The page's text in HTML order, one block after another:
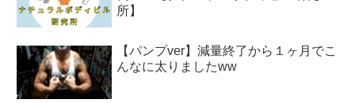
所】
【パンプver】減量終了から１ヶ月でこ
んなに太りましたww